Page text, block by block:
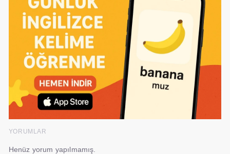
YORUMLAR
Henüz yorum yapılmamış.